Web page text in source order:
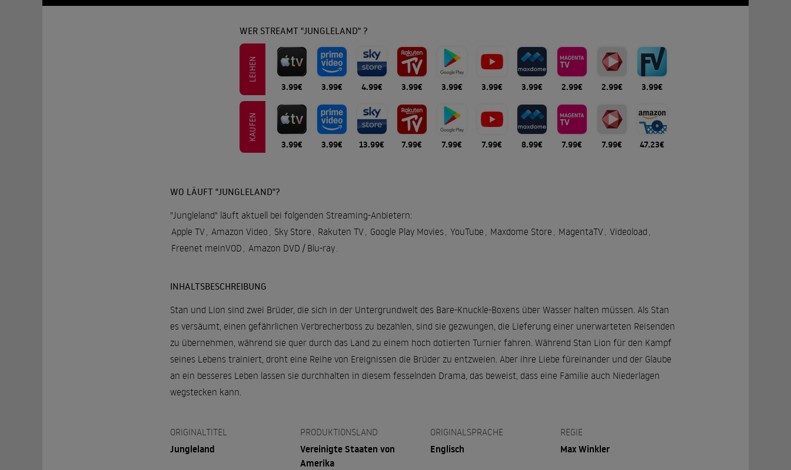
WER STREAMT "JUNGLELAND" ?
LEIHEN
3.99€ 3.99€ 4.99€ 3.99€ 3.99€ 3.99€ 3.99€ 2.99€ 2.99€ 3.99€
KAUFEN
3.99€ 3.99€ 13.99€ 7.99€ 7.99€ 7.99€ 8.99€ 7.99€ 7.99€ 47.23€
WO LÄUFT "JUNGLELAND"?
"Jungleland" läuft aktuell bei folgenden Streaming-Anbietern:
Apple TV, Amazon Video , Sky Store , Rakuten TV, Google Play Movies, YouTube , Maxdome Store , MagentaTV, Videoload ,
Freenet meinVOD , Amazon DVD / Blu-ray.
INHALTSBESCHREIBUNG
Stan und Lion sind zwei Brüder, die sich in der Untergrundwelt des Bare-Knuckle-Boxens über Wasser halten müssen. Als Stan
es versäumt, einen gefährlichen Verbrecherboss zu bezahlen, sind sie gezwungen, die Lieferung einer unerwarteten Reisenden
zu übernehmen, während sie quer durch das Land zu einem hoch dotierten Turnier fahren. Während Stan Lion für den Kampf
seines Lebens trainiert, droht eine Reihe von Ereignissen die Brüder zu entzweien. Aber ihre Liebe füreinander und der Glaube
an ein besseres Leben lassen sie durchhalten in diesem fesselnden Drama, das beweist, dass eine Familie auch Niederlagen
wegstecken kann.
ORIGINALTITEL
Jungleland
PRODUKTIONSLAND
Vereinigte Staaten von
Amerika
ORIGINALSPRACHE
Englisch
REGIE
Max Winkler